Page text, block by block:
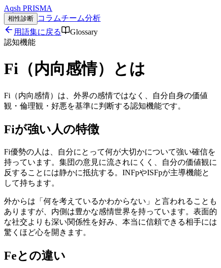
Aqsh PRISMA
相性診断 コラムチーム分析
用語集に戻る
Glossary
認知機能
Fi（内向感情） とは
Fi（内向感情）は、外界の感情ではなく、自分自身の価値
観・倫理観・好悪を基準に判断する認知機能です。
Fiが強い人の特徴
Fi優勢の人は、自分にとって何が大切かについて強い確信を
持っています。集団の意見に流されにくく、自分の価値観に
反することには静かに抵抗する。INFpやISFpが主導機能と
して持ちます。
外からは「何を考えているかわからない」と言われることも
ありますが、内側は豊かな感情世界を持っています。表面的
な社交よりも深い関係性を好み、本当に信頼できる相手には
驚くほど心を開きます。
Feとの違い